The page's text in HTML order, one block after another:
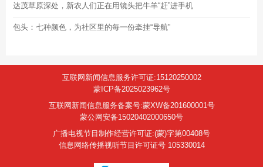
达茂草原深处，新农人们正在用镜头把牛羊“赶”进手机
包头：七种颜色，为社区里的每一份牵挂“导航”
互联网新闻信息服务许可证:15120250002
蒙ICP备2025023962号
互联网新闻信息服务备案号:蒙XW备201600001号
蒙公网安备15020402000650号
广播电视节目制作经营许可证:(蒙)字第00408号
信息网络传播视听节目许可证号 105330014